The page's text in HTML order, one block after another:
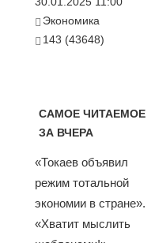
Экономика
143 (43648)
САМОЕ ЧИТАЕМОЕ
ЗА ВЧЕРА
«Токаев объявил
режим тотальной
экономии в стране».
«Хватит мыслить